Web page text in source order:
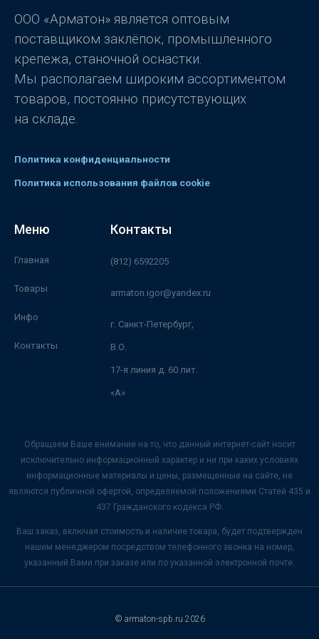
5
ООО «Арматон» является оптовым
поставщиком заклёпок, промышленного
крепежа, станочной оснастки.
Мы располагаем широким ассортиментом
товаров, постоянно присутствующих
на складе.
Политика конфиденциальности
Политика использования файлов cookie
Меню
Главная
Товары
Инфо
Контакты
Контакты
(812) 6592205
armaton.igor@yandex.ru
г. Санкт-Петербург,
В.О.
17-я линия д. 60 лит.
«А»
Обращаем Ваше внимание на то, что данный интернет-сайт носит
исключительно информационный характер и ни при каких условиях
информационные материалы и цены, размещенные на сайте, не
являются публичной офертой, определяемой положениями Статей 435 и
437 Гражданского кодекса РФ.
Ваш заказ, включая стоимость и наличие товара, будет подтвержден
нашим менеджером посредством телефонного звонка на номер,
указанный Вами при заказе или по указанной электронной почте.
© armaton-spb.ru 2026